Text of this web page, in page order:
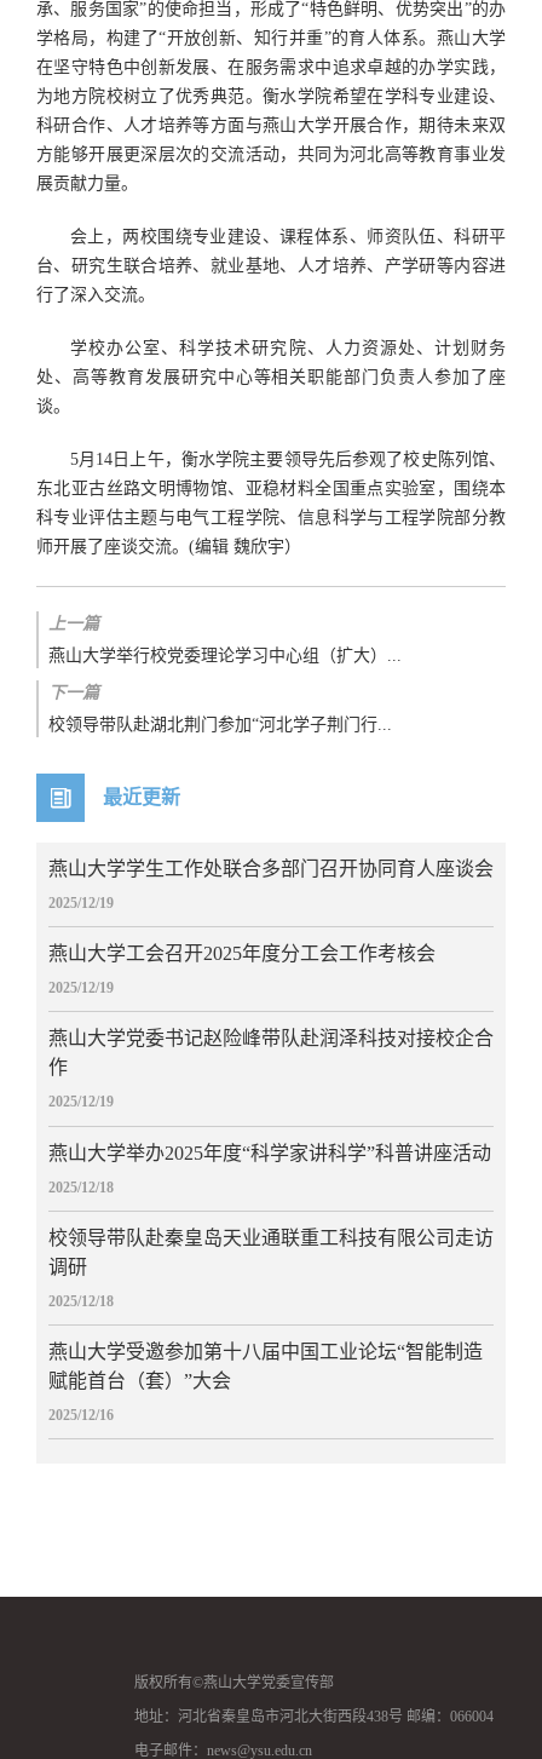
承、服务国家”的使命担当，形成了“特色鲜明、优势突出”的办
学格局，构建了“开放创新、知行并重”的育人体系。燕山大学
在坚守特色中创新发展、在服务需求中追求卓越的办学实践，
为地方院校树立了优秀典范。衡水学院希望在学科专业建设、
科研合作、人才培养等方面与燕山大学开展合作，期待未来双
方能够开展更深层次的交流活动，共同为河北高等教育事业发
展贡献力量。
会上，两校围绕专业建设、课程体系、师资队伍、科研平
台、研究生联合培养、就业基地、人才培养、产学研等内容进
行了深入交流。
学校办公室、科学技术研究院、人力资源处、计划财务
处、高等教育发展研究中心等相关职能部门负责人参加了座
谈。
5月14日上午，衡水学院主要领导先后参观了校史陈列馆、
东北亚古丝路文明博物馆、亚稳材料全国重点实验室，围绕本
科专业评估主题与电气工程学院、信息科学与工程学院部分教
师开展了座谈交流。(编辑 魏欣宇）
上一篇
燕山大学举行校党委理论学习中心组（扩大）...
下一篇
校领导带队赴湖北荆门参加“河北学子荆门行...
最近更新
燕山大学学生工作处联合多部门召开协同育人座谈会
2025/12/19
燕山大学工会召开2025年度分工会工作考核会
2025/12/19
燕山大学党委书记赵险峰带队赴润泽科技对接校企合
作
2025/12/19
燕山大学举办2025年度“科学家讲科学”科普讲座活动
2025/12/18
校领导带队赴秦皇岛天业通联重工科技有限公司走访
调研
2025/12/18
燕山大学受邀参加第十八届中国工业论坛“智能制造
赋能首台（套）”大会
2025/12/16
版权所有©燕山大学党委宣传部
地址：河北省秦皇岛市河北大街西段438号 邮编：066004
电子邮件：news@ysu.edu.cn